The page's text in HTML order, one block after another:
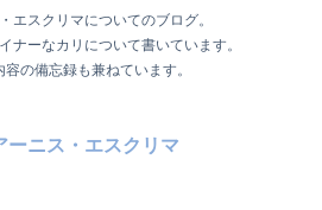
エスクリマについてのブログ。
ナーなカリについて書いています。
の備忘録も兼ねています。
ーニス・エスクリマ